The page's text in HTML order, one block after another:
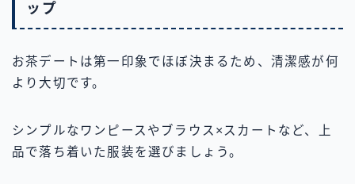
ップ
お茶デートは第一印象でほぼ決まるため、清潔感が何
より大切です。
シンプルなワンピースやブラウス×スカートなど、上
品で落ち着いた服装を選びましょう。